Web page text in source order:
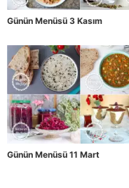
Günün Menüsü 3 Kasım
Günün Menüsü 11 Mart